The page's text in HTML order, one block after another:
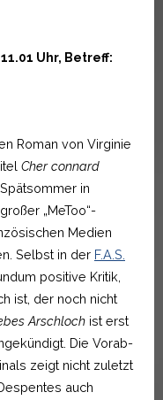
Uhr, Betreff:
Roman von Virginie
Cher connard
in
„MeToo“-
Medien
Selbst in der F.A.S.
positive Kritik,
ist, der noch nicht
Arschloch ist erst
Die Vorab-
zeigt nicht zuletzt
auch